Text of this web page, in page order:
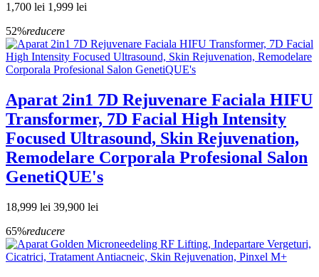
1,700 lei 1,999 lei
52%reducere
Aparat 2in1 7D Rejuvenare Faciala HIFU
Transformer, 7D Facial High Intensity
Focused Ultrasound, Skin Rejuvenation,
Remodelare Corporala Profesional Salon
GenetiQUE's
18,999 lei 39,900 lei
65%reducere